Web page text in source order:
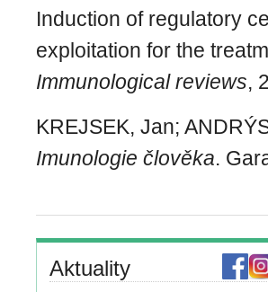
Induction of regulatory
exploitation for the
Immunological reviews,
KREJSEK, Jan;
Imunologie člověka.
Aktuality